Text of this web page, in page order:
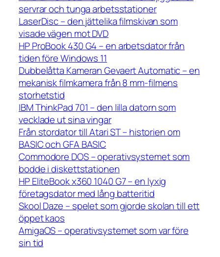
servrar och tunga arbetsstationer
LaserDisc – den jättelika filmskivan som
visade vägen mot DVD
HP ProBook 430 G4 – en arbetsdator från
tiden före Windows 11
Dubbelåtta Kameran Gevaert Automatic – en
mekanisk filmkamera från 8 mm-filmens
storhetstid
IBM ThinkPad 701 – den lilla datorn som
vecklade ut sina vingar
Från stordator till Atari ST – historien om
BASIC och GFA BASIC
Commodore DOS – operativsystemet som
bodde i diskettstationen
HP EliteBook x360 1040 G7 – en lyxig
företagsdator med lång batteritid
Skool Daze – spelet som gjorde skolan till ett
öppet kaos
AmigaOS – operativsystemet som var före
sin tid